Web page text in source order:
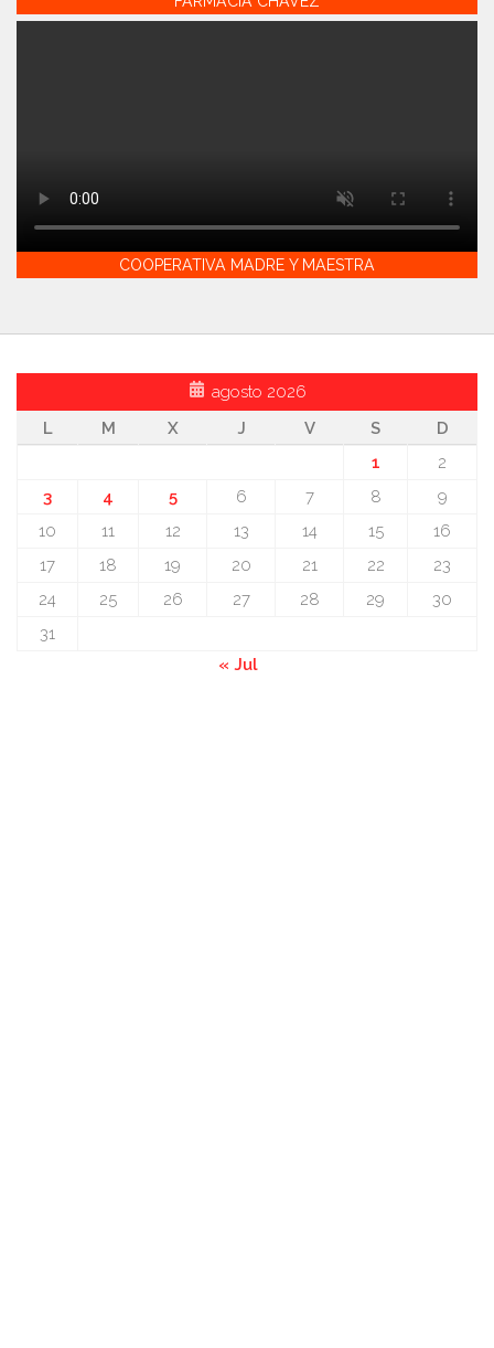
COOPERATIVA MADRE Y MAESTRA
agosto 2026
L
M X J V S
D
1
2
3
4 5 6 7 8
9
10
11 12 13 14 15
16
17
18 19 20 21 22
23
24
25 26 27 28 29
30
31
« Jul